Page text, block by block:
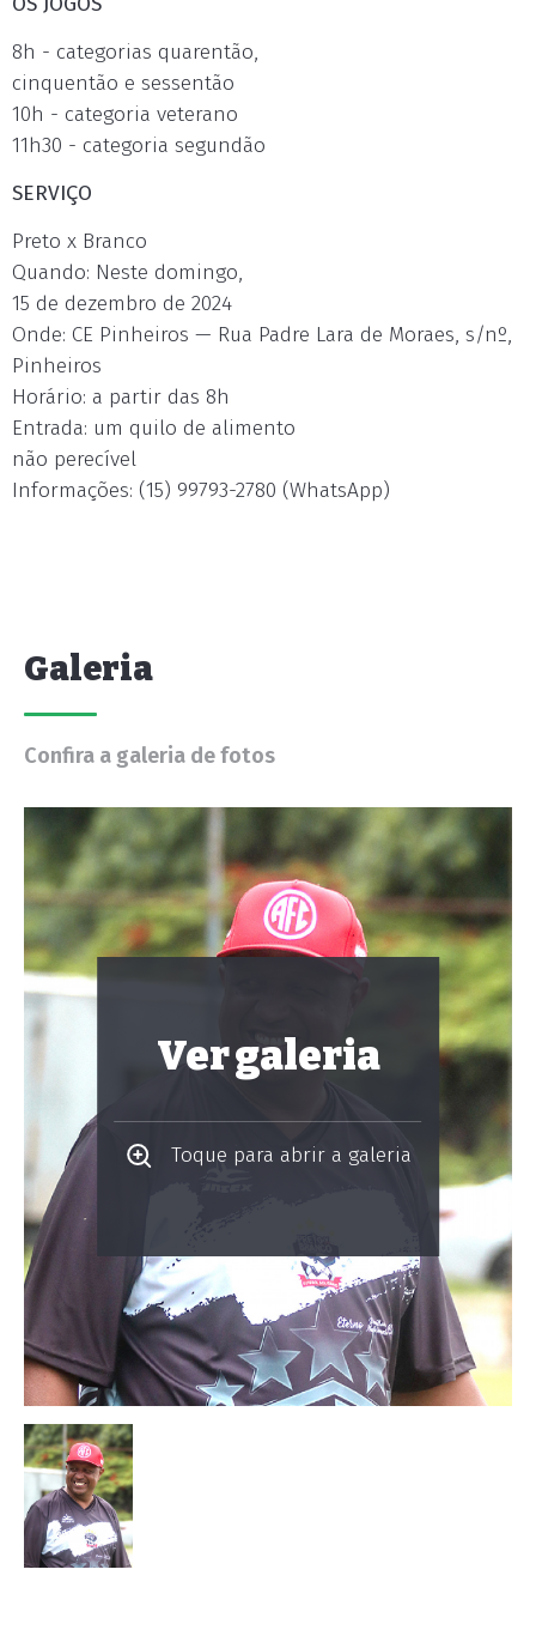
8h - categorias quarentão,
cinquentão e sessentão
10h - categoria veterano
11h30 - categoria segundão
SERVIÇO
Preto x Branco
Quando: Neste domingo,
15 de dezembro de 2024
Onde: CE Pinheiros — Rua Padre Lara de Moraes, s/nº,
Pinheiros
Horário: a partir das 8h
Entrada: um quilo de alimento
não perecível
Informações: (15) 99793-2780 (WhatsApp)
Galeria
Confira a galeria de fotos
Ver galeria
Toque para abrir a galeria